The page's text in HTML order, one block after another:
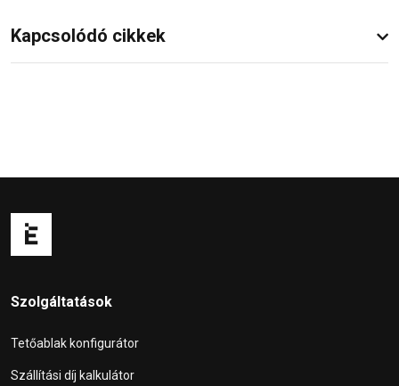
Kapcsolódó cikkek
Szolgáltatások
Tetőablak konfigurátor
Szállítási díj kalkulátor